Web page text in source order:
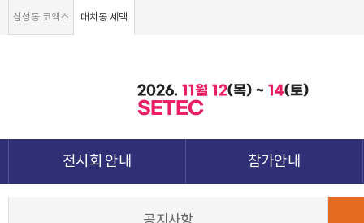
삼성동 코엑스 대치동 세텍
2026. 11월 12(목) ~ 14(토)
SETEC
전시회 안내 참가안내